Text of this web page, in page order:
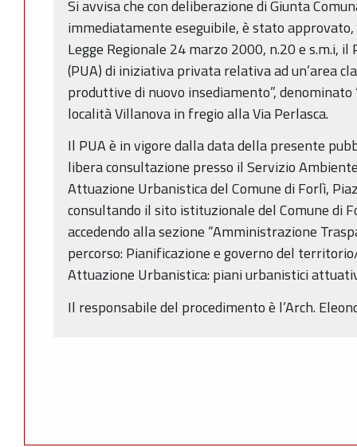
Si avvisa che con deliberazione di Giunta
immediatamente eseguibile, è stato
Legge Regionale 24 marzo 2000, n.20 e s.m.i,
(PUA) di iniziativa privata relativa ad un’area
produttive di nuovo insediamento”, denominato
località Villanova in fregio alla Via Perlasca.
Il PUA è in vigore dalla data della presente
libera consultazione presso il Servizio
Attuazione Urbanistica del Comune di Forlì,
consultando il sito istituzionale del Comune di
accedendo alla sezione “Amministrazione
percorso: Pianificazione e governo del
Attuazione Urbanistica: piani urbanistici
Il responsabile del procedimento è l’Arch.